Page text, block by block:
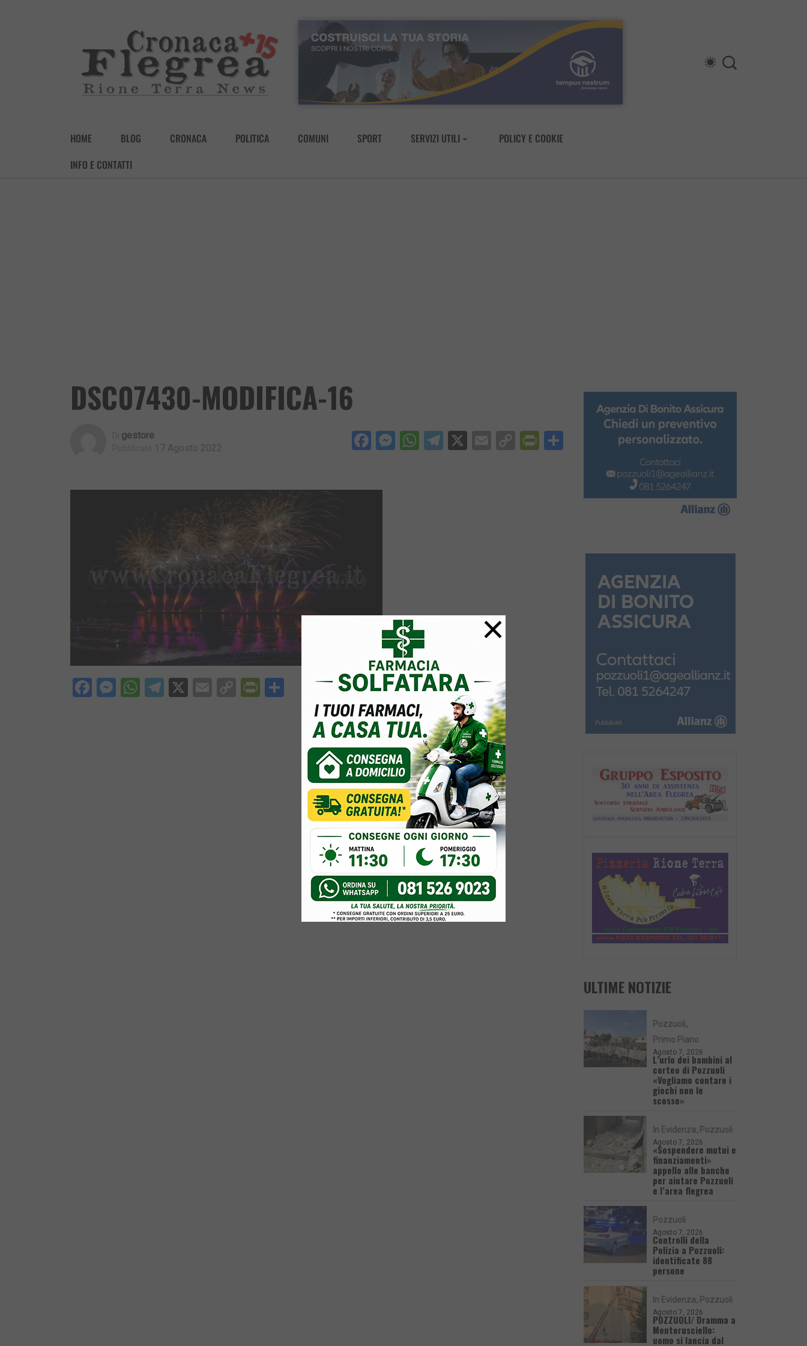
HOME BLOG CRONACA POLITICA COMUNI SPORT SERVIZI UTILI
POLICY E COOKIE
INFO E CONTATTI
DSC07430-MODIFICA-16
Gestore
17 Agosto 2022 Facebook
Messenger
WhatsApp
Telegram
X EmailCopyPrintFriendly
Condividi
Facebook
Messenger
WhatsApp
Telegram
X EmailCopyPrintFriendly
Condividi
ULTIME NOTIZIE
Pozzuoli
Primo Piano
Agosto 7, 2026
L’urlo dei bambini al
corteo di Pozzuoli
«Vogliamo contare i
giochi non le
scosse»
In Evidenza Pozzuoli
Agosto 7, 2026
«Sospendere mutui e
finanziamenti»
appello alle banche
per aiutare Pozzuoli
e l’area flegrea
Pozzuoli
Agosto 7, 2026
Controlli della
Polizia a Pozzuoli:
identificate 88
persone
In Evidenza Pozzuoli
Agosto 7, 2026
POZZUOLI/ Dramma a
Monterusciello:
uomo si lancia dal
×